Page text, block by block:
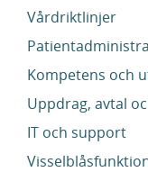
Vårdriktlinjer
Kompetens och
Uppdrag, avtal
IT och support